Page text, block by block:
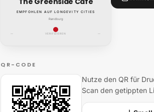
EMPFOHLEN AUF LONGEVITY CITIES
Randburg
— VERIFIZIEREN —
QR-CODE
Nutze den QR für
Scan den getippten